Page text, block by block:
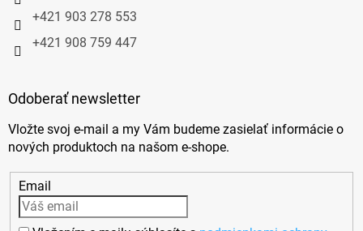
+421 903 278 553
+421 908 759 447
Odoberať newsletter
Vložte svoj e-mail a my Vám budeme zasielať informácie o
nových produktoch na našom e-shope.
Email